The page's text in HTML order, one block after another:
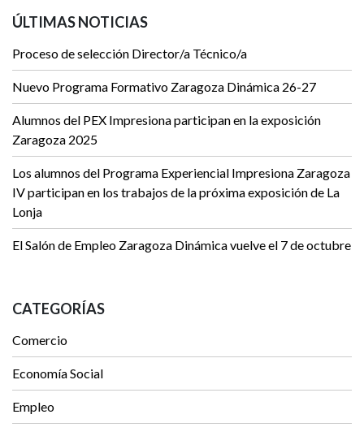
ÚLTIMAS NOTICIAS
Proceso de selección Director/a Técnico/a
Nuevo Programa Formativo Zaragoza Dinámica 26-27
Alumnos del PEX Impresiona participan en la exposición
Zaragoza 2025
Los alumnos del Programa Experiencial Impresiona Zaragoza
IV participan en los trabajos de la próxima exposición de La
Lonja
El Salón de Empleo Zaragoza Dinámica vuelve el 7 de octubre
CATEGORÍAS
Comercio
Economía Social
Empleo